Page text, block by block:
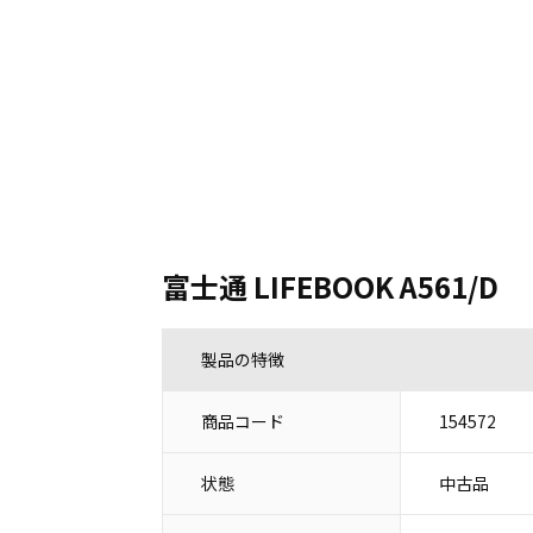
富士通 LIFEBOOK A561/D
製品の特徴
商品コード 154572
状態 中古品